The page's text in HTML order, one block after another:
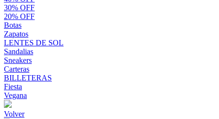
30% OFF
20% OFF
Botas
Zapatos
LENTES DE SOL
Sandalias
Sneakers
Carteras
BILLETERAS
Fiesta
Vegana
Volver